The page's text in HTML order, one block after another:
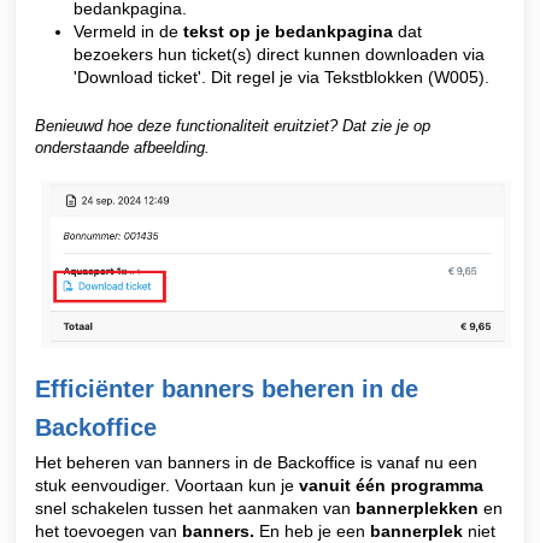
bedankpagina.
Vermeld in de tekst op je bedankpagina dat
bezoekers hun ticket(s) direct kunnen downloaden via
'Download ticket'. Dit regel je via Tekstblokken (W005).
Benieuwd hoe deze functionaliteit eruitziet? Dat zie je op
onderstaande afbeelding.
Efficiënter banners beheren in de
Backoffice
Het beheren van banners in de Backoffice is vanaf nu een
stuk eenvoudiger. Voortaan kun je vanuit één programma
snel schakelen tussen het aanmaken van bannerplekken en
het toevoegen van banners. En heb je een bannerplek niet